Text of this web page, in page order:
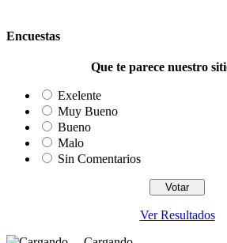
Encuestas
Que te parece nuestro
Exelente
Muy Bueno
Bueno
Malo
Sin Comentarios
Ver Resultados